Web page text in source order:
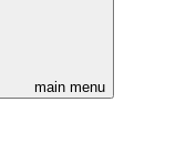
main menu